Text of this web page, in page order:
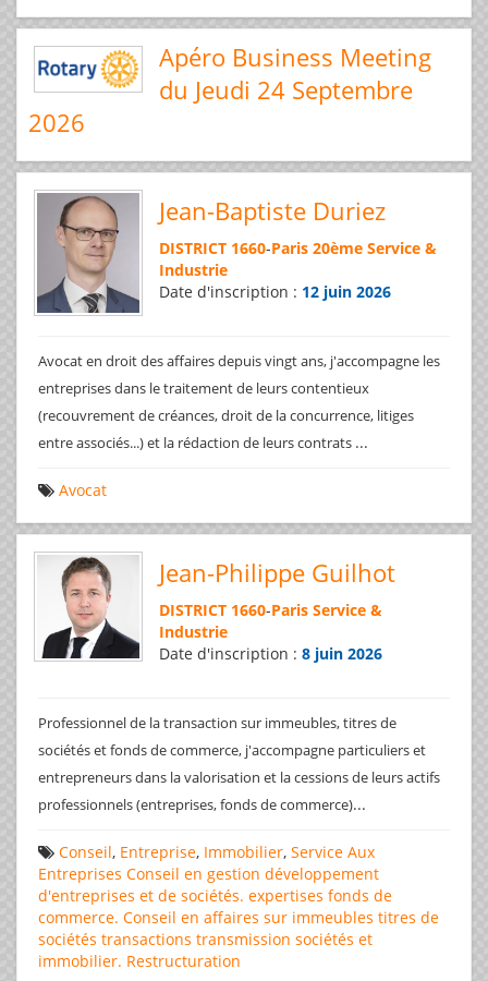
Apéro Business Meeting
du Jeudi 24 Septembre
2026
Jean-Baptiste Duriez
DISTRICT 1660-Paris 20ème Service &
Industrie
Date d'inscription : 12 juin 2026
Avocat en droit des affaires depuis vingt ans, j'accompagne les
entreprises dans le traitement de leurs contentieux
(recouvrement de créances, droit de la concurrence, litiges
entre associés...) et la rédaction de leurs contrats ...
Avocat
Jean-Philippe Guilhot
DISTRICT 1660-Paris Service &
Industrie
Date d'inscription : 8 juin 2026
Professionnel de la transaction sur immeubles, titres de
sociétés et fonds de commerce, j'accompagne particuliers et
entrepreneurs dans la valorisation et la cessions de leurs actifs
professionnels (entreprises, fonds de commerce)...
Conseil, Entreprise, Immobilier, Service Aux
Entreprises Conseil en gestion développement
d'entreprises et de sociétés. expertises fonds de
commerce. Conseil en affaires sur immeubles titres de
sociétés transactions transmission sociétés et
immobilier. Restructuration